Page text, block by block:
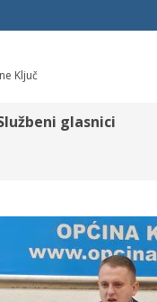
Ključ
glasnici